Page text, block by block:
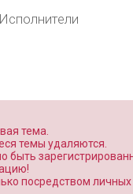
Исполнители
тема.
темы удаляются.
быть
посредством